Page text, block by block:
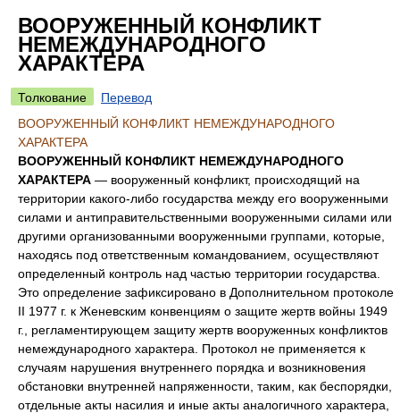
ВООРУЖЕННЫЙ КОНФЛИКТ
НЕМЕЖДУНАРОДНОГО
ХАРАКТЕРА
Толкование
Перевод
ВООРУЖЕННЫЙ КОНФЛИКТ НЕМЕЖДУНАРОДНОГО
ХАРАКТЕРА
ВООРУЖЕННЫЙ КОНФЛИКТ НЕМЕЖДУНАРОДНОГО
ХАРАКТЕРА — вооруженный конфликт, происходящий на
территории какого-либо государства между его вооруженными
силами и антиправительственными вооруженными силами или
другими организованными вооруженными группами, которые,
находясь под ответственным командованием, осуществляют
определенный контроль над частью территории государства.
Это определение зафиксировано в Дополнительном протоколе
II 1977 г. к Женевским конвенциям о защите жертв войны 1949
г., регламентирующем защиту жертв вооруженных конфликтов
немеждународного характера. Протокол не применяется к
случаям нарушения внутреннего порядка и возникновения
обстановки внутренней напряженности, таким, как беспорядки,
отдельные акты насилия и иные акты аналогичного характера,